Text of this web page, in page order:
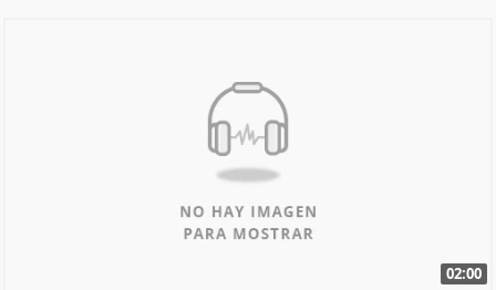
02:00